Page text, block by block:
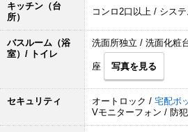
キッチン（台
所）
コンロ2口以上 / シス
バスルーム（浴
室）/ トイレ
洗面所独立 / 洗面化粧
座 写真を見る
セキュリティ オートロック / 宅配ボ
Vモニターフォン / 防